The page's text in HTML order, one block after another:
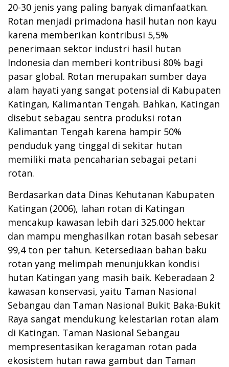
20-30 jenis yang paling banyak dimanfaatkan.
Rotan menjadi primadona hasil hutan non kayu
karena memberikan kontribusi 5,5%
penerimaan sektor industri hasil hutan
Indonesia dan memberi kontribusi 80% bagi
pasar global. Rotan merupakan sumber daya
alam hayati yang sangat potensial di Kabupaten
Katingan, Kalimantan Tengah. Bahkan, Katingan
disebut sebagau sentra produksi rotan
Kalimantan Tengah karena hampir 50%
penduduk yang tinggal di sekitar hutan
memiliki mata pencaharian sebagai petani
rotan.
Berdasarkan data Dinas Kehutanan Kabupaten
Katingan (2006), lahan rotan di Katingan
mencakup kawasan lebih dari 325.000 hektar
dan mampu menghasilkan rotan basah sebesar
99,4 ton per tahun. Ketersediaan bahan baku
rotan yang melimpah menunjukkan kondisi
hutan Katingan yang masih baik. Keberadaan 2
kawasan konservasi, yaitu Taman Nasional
Sebangau dan Taman Nasional Bukit Baka-Bukit
Raya sangat mendukung kelestarian rotan alam
di Katingan. Taman Nasional Sebangau
mempresentasikan keragaman rotan pada
ekosistem hutan rawa gambut dan Taman